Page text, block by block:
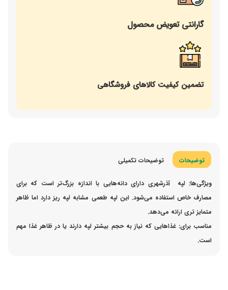
گارانتی تعویض محصول
تضمین کیفیت کالاهای فروشگاهی
توضیحات توضیحات تکمیلی
ویژگی‌ها: لپه آذرشهری دارای دانه‌هایی با اندازه بزرگ‌تر است که برای
مصارف خاص استفاده می‌شود. این لپه طعمی مشابه لپه ریز دارد اما ظاهر
متمایز تری ارائه می‌دهد.
مناسب برای:غذاهایی که نیاز به حجم بیشتر لپه دارند یا در ظاهر غذا مهم
است.